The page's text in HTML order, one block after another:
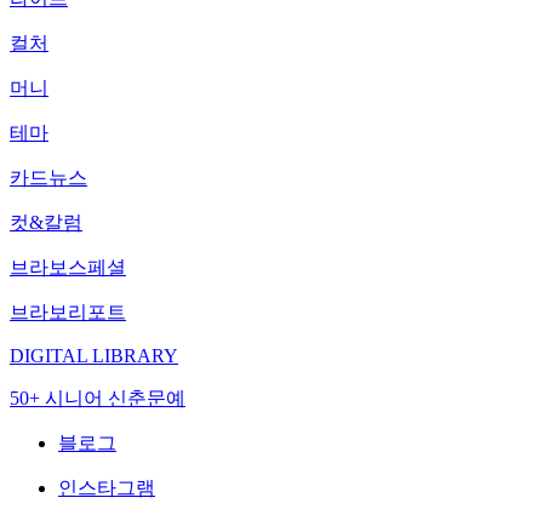
컬처
머니
테마
카드뉴스
컷&칼럼
브라보스페셜
브라보리포트
DIGITAL LIBRARY
50+ 시니어 신춘문예
블로그
인스타그램